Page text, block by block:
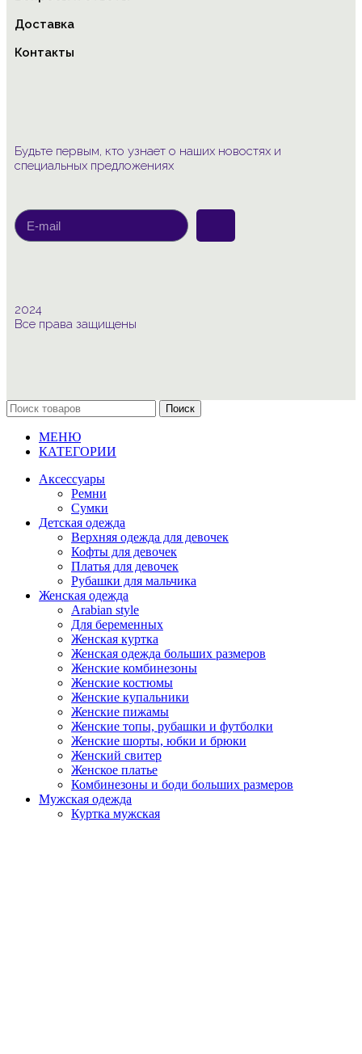
Доставка
Контакты
Будьте первым, кто узнает о наших новостях и
специальных предложениях
2024
Все права защищены
Поиск
МЕНЮ
КАТЕГОРИИ
Аксессуары
Ремни
Сумки
Детская одежда
Верхняя одежда для девочек
Кофты для девочек
Платья для девочек
Рубашки для мальчика
Женская одежда
Arabian style
Для беременных
Женская куртка
Женская одежда больших размеров
Женские комбинезоны
Женские костюмы
Женские купальники
Женские пижамы
Женские топы, рубашки и футболки
Женские шорты, юбки и брюки
Женский свитер
Женское платье
Комбинезоны и боди больших размеров
Мужская одежда
Куртка мужская